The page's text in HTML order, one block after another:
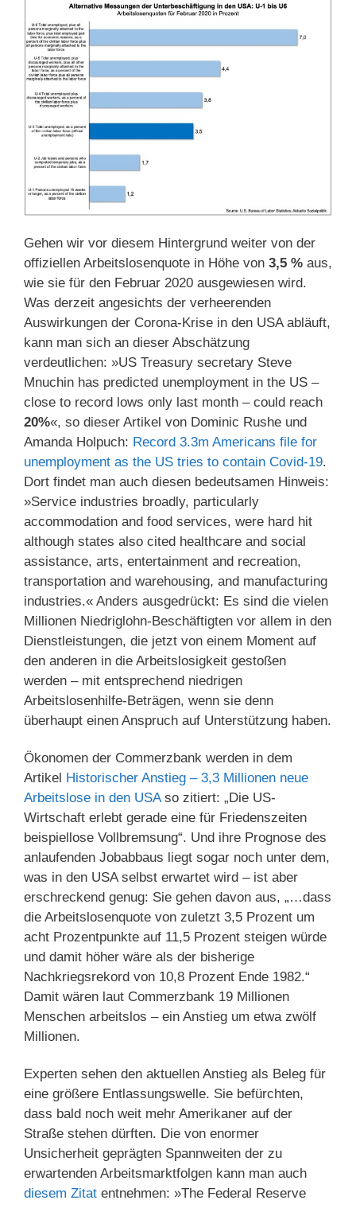
Gehen wir vor diesem Hintergrund weiter von der
offiziellen Arbeitslosenquote in Höhe von 3,5 % aus,
wie sie für den Februar 2020 ausgewiesen wird.
Was derzeit angesichts der verheerenden
Auswirkungen der Corona-Krise in den USA abläuft,
kann man sich an dieser Abschätzung
verdeutlichen: »US Treasury secretary Steve
Mnuchin has predicted unemployment in the US –
close to record lows only last month – could reach
20%«, so dieser Artikel von Dominic Rushe und
Amanda Holpuch: Record 3.3m Americans file for
unemployment as the US tries to contain Covid-19.
Dort findet man auch diesen bedeutsamen Hinweis:
»Service industries broadly, particularly
accommodation and food services, were hard hit
although states also cited healthcare and social
assistance, arts, entertainment and recreation,
transportation and warehousing, and manufacturing
industries.« Anders ausgedrückt: Es sind die vielen
Millionen Niedriglohn-Beschäftigten vor allem in den
Dienstleistungen, die jetzt von einem Moment auf
den anderen in die Arbeitslosigkeit gestoßen
werden – mit entsprechend niedrigen
Arbeitslosenhilfe-Beträgen, wenn sie denn
überhaupt einen Anspruch auf Unterstützung haben.
Ökonomen der Commerzbank werden in dem
Artikel Historischer Anstieg – 3,3 Millionen neue
Arbeitslose in den USAso zitiert: „Die US-
Wirtschaft erlebt gerade eine für Friedenszeiten
beispiellose Vollbremsung“. Und ihre Prognose des
anlaufenden Jobabbaus liegt sogar noch unter dem,
was in den USA selbst erwartet wird – ist aber
erschreckend genug: Sie gehen davon aus, „…dass
die Arbeitslosenquote von zuletzt 3,5 Prozent um
acht Prozentpunkte auf 11,5 Prozent steigen würde
und damit höher wäre als der bisherige
Nachkriegsrekord von 10,8 Prozent Ende 1982.“
Damit wären laut Commerzbank 19 Millionen
Menschen arbeitslos – ein Anstieg um etwa zwölf
Millionen.
Experten sehen den aktuellen Anstieg als Beleg für
eine größere Entlassungswelle. Sie befürchten,
dass bald noch weit mehr Amerikaner auf der
Straße stehen dürften. Die von enormer
Unsicherheit geprägten Spannweiten der zu
erwartenden Arbeitsmarktfolgen kann man auch
diesem Zitat entnehmen: »The Federal Reserve